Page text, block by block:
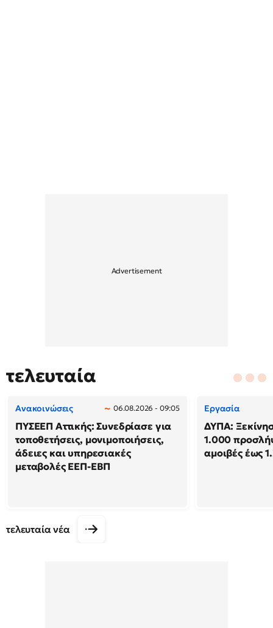
τελευταία
Ανακοινώσεις 06.08.2026 - 09:05
ΠΥΣΕΕΠ Αττικής: Συνεδρίασε για
τοποθετήσεις, μονιμοποιήσεις,
άδειες και υπηρεσιακές
μεταβολές ΕΕΠ-ΕΒΠ
Εργασία
ΔΥΠΑ:
1.000
αμοιβές έως
τελευταία νέα